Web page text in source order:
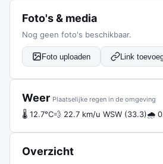
Foto's & media
Nog geen foto's beschikbaar.
Foto uploaden Link
Weer Plaatselijke regen in de omgeving
🌡 12.7°C💨 22.7 km/u WSW (33.3)🌧
Overzicht